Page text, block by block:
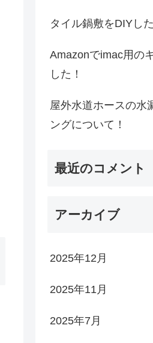
タイル鍋敷をDIYし
Amazonでimac用の
した！
屋外水道ホースの水
ングについて！
最近のコメント
アーカイブ
2025年12月
2025年11月
2025年7月